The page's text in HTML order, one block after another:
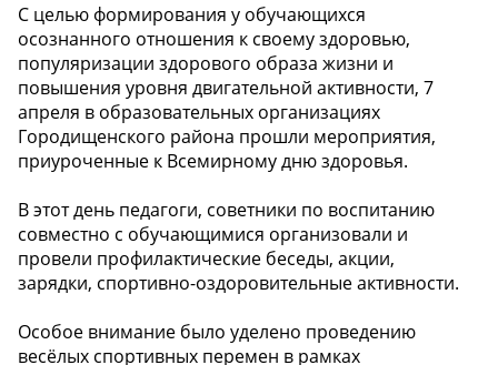
С целью формирования у обучающихся
осознанного отношения к своему здоровью,
популяризации здорового образа жизни и
повышения уровня двигательной активности, 7
апреля в образовательных организациях
Городищенского района прошли мероприятия,
приуроченные к Всемирному дню здоровья.
В этот день педагоги, советники по воспитанию
совместно с обучающимися организовали и
провели профилактические беседы, акции,
зарядки, спортивно-оздоровительные активности.
Особое внимание было уделено проведению
весёлых спортивных перемен в рамках